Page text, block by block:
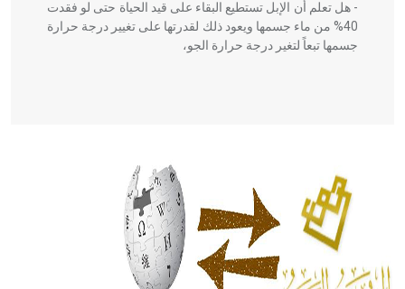
- هل تعلم أن الإبل تستطيع البقاء على قيد الحياة حتى لو فقدت
40% من ماء جسمها ويعود ذلك لقدرتها على تغيير درجة حرارة
جسمها تبعاً لتغير درجة حرارة الجو،
الحكم، الأدلة، تنظيم التغذية، ورسالته في جروح الرأس. ويعود
له الفضل بأنه حرر الطب من الدين والفلسفة.
- هل تعلم أن المرجان إفراز حيواني يتكون في البحر ويتركب